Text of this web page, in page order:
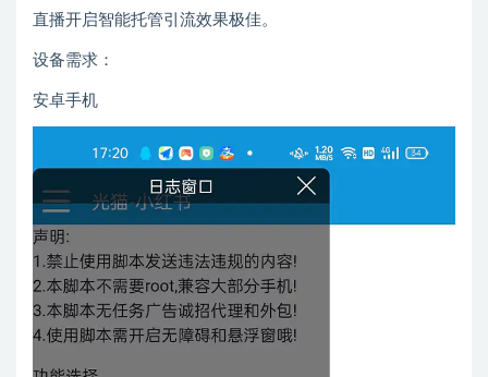
直播开启智能托管引流效果极佳。
设备需求：
安卓手机